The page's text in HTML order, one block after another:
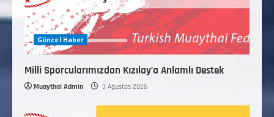
Güncel Haber
Milli Sporcularımızdan Kızılay’a Anlamlı Destek
Muaythai Admin 3 Ağustos 2026